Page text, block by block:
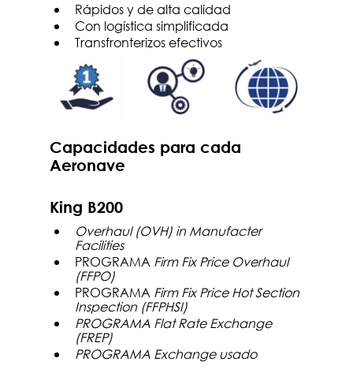
Rápidos y de alta calidad
Con logística simplificada
Transfronterizos efectivos
Capacidades para cada
Aeronave
King B200
Overhaul (OVH) in Manufacter
Facilities
PROGRAMA Firm Fix Price Overhaul
(FFPO)
PROGRAMA Firm Fix Price Hot Section
Inspection (FFPHSI)
PROGRAMA Flat Rate Exchange
(FREP)
PROGRAMA Exchange usado